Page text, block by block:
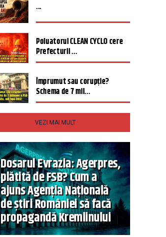
...
Poluatorul CLEAN CYCLO cere
Prefecturii ...
Împrumut sau corupție?
Schema de 7 mil...
VEZI MAI MULT
Dosarul Evrazia: Agerpres,
plătită de FSB? Cum a
ajuns Agenția Națională
de știri României să facă
propagandă Kremlinului